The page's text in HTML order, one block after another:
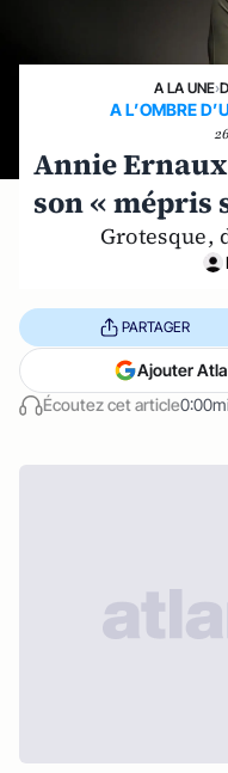
A LA UNE›
A L’OMBRE
Annie
son « mépris
Grotesque,
Écoutez cet article
PARTAGER
Ajouter